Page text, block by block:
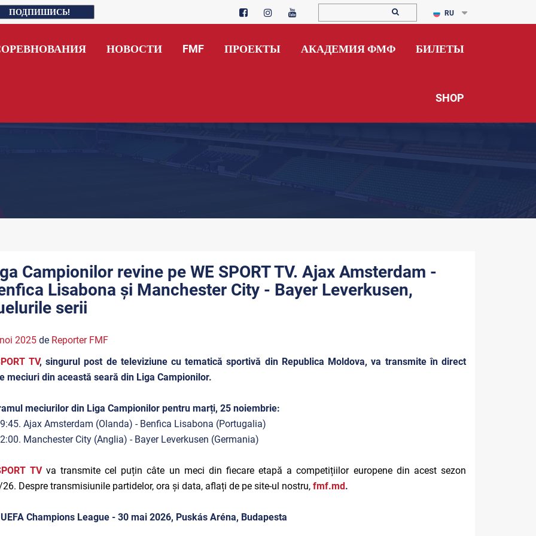
ПОДПИШИСЬ! RU
НОВОСТИ FMF ПРОЕКТЫ АКАДЕМИЯ ФМФ БИЛЕТЫ
SHOP
Campionilor revine pe WE SPORT TV. Ajax Amsterdam -
Lisabona și Manchester City - Bayer Leverkusen,
serii
2025de Reporter FMF
TV, singurul post de televiziune cu tematică sportivă din Republica Moldova, va transmite în direct
meciuri din această seară din Liga Campionilor.
meciurilor din Liga Campionilor pentru marți, 25 noiembrie:
Ajax Amsterdam (Olanda) - Benfica Lisabona (Portugalia)
Manchester City (Anglia) - Bayer Leverkusen (Germania)
TV va transmite cel puțin câte un meci din fiecare etapă a competițiilor europene din acest sezon
Despre transmisiunile partidelor, ora și data, aflați de pe site-ul nostru, fmf.md.
Champions League - 30 mai 2026, Puskás Aréna, Budapesta